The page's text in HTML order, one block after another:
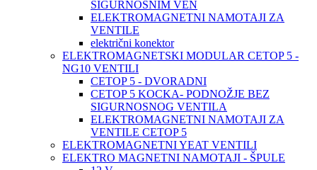
SIGURNOSNIM VEN
ELEKTROMAGNETNI NAMOTAJI ZA
VENTILE
električni konektor
ELEKTROMAGNETSKI MODULAR CETOP 5 -
NG10 VENTILI
CETOP 5 - DVORADNI
CETOP 5 KOCKA- PODNOŽJE BEZ
SIGURNOSNOG VENTILA
ELEKTROMAGNETNI NAMOTAJI ZA
VENTILE CETOP 5
ELEKTROMAGNETNI YEAT VENTILI
ELEKTRO MAGNETNI NAMOTAJI - ŠPULE